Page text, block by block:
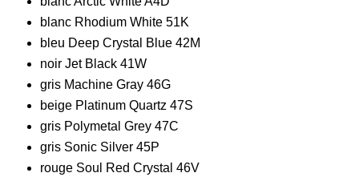
blanc Rhodium White 51K
bleu Deep Crystal Blue 42M
noir Jet Black 41W
gris Machine Gray 46G
beige Platinum Quartz 47S
gris Polymetal Grey 47C
gris Sonic Silver 45P
rouge Soul Red Crystal 46V